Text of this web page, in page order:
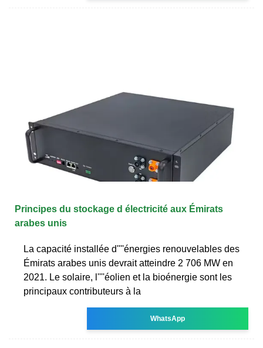
Principes du stockage d électricité aux Émirats
arabes unis
La capacité installée d''''énergies renouvelables des
Émirats arabes unis devrait atteindre 2 706 MW en
2021. Le solaire, l''''éolien et la bioénergie sont les
principaux contributeurs à la
WhatsApp